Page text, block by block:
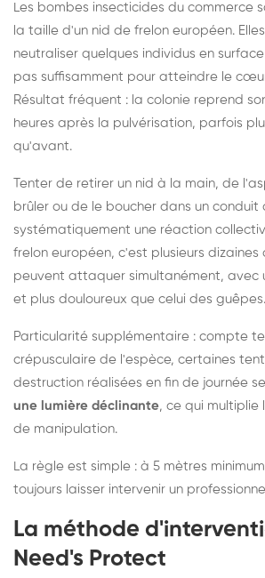
Les bombes insecticides du commerce
la taille d'un nid de frelon européen.
neutraliser quelques individus en
pas suffisamment pour atteindre le
Résultat fréquent : la colonie reprend
heures après la pulvérisation, parfois
qu'avant.
Tenter de retirer un nid à la main, de
brûler ou de le boucher dans un conduit
systématiquement une réaction
frelon européen, c'est plusieurs dizaines
peuvent attaquer simultanément, avec
et plus douloureux que celui des guêpes.
Particularité supplémentaire : compte
crépusculaire de l'espèce, certaines
destruction réalisées en fin de journée
une lumière déclinante, ce qui multiplie
de manipulation.
La règle est simple : à 5 mètres
toujours laisser intervenir un
La méthode
Need's Protect